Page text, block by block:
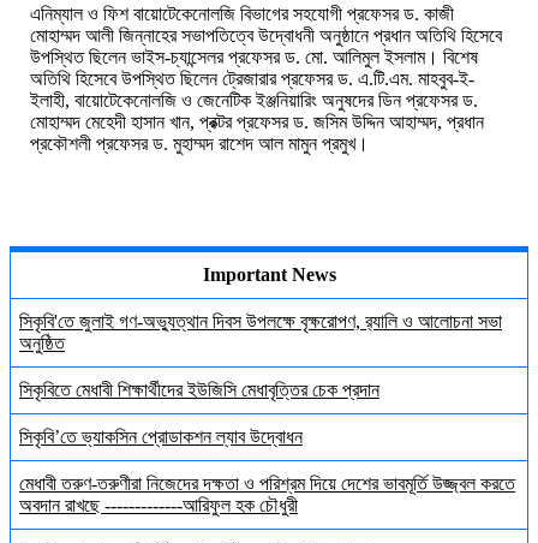
এনিম্যাল ও ফিশ বায়োটেকেনোলজি বিভাগের সহযোগী প্রফেসর ড. কাজী
মোহাম্মদ আলী জিন্নাহের সভাপতিত্বে উদ্বোধনী অনুষ্ঠানে প্রধান অতিথি হিসেবে
উপস্থিত ছিলেন ভাইস-চ্যান্সেলর প্রফেসর ড. মো. আলিমুল ইসলাম। বিশেষ
অতিথি হিসেবে উপস্থিত ছিলেন ট্রেজারার প্রফেসর ড. এ.টি.এম. মাহবুব-ই-
ইলাহী, বায়োটেকেনোলজি ও জেনেটিক ইঞ্জনিয়ারিং অনুষদের ডিন প্রফেসর ড.
মোহাম্মদ মেহেদী হাসান খান, প্রক্টর প্রফেসর ড. জসিম উদ্দিন আহাম্মদ, প্রধান
প্রকৌশলী প্রফেসর ড. মুহাম্মদ রাশেদ আল মামুন প্রমুখ।
Important News
সিকৃবি'তে জুলাই গণ-অভ্যুত্থান দিবস উপলক্ষে বৃক্ষরোপণ, র‍্যালি ও আলোচনা সভা
অনুষ্ঠিত
সিকৃবিতে মেধাবী শিক্ষার্থীদের ইউজিসি মেধাবৃত্তির চেক প্রদান
সিকৃবি’তে ভ্যাকসিন প্রোডাকশন ল্যাব উদ্বোধন
মেধাবী তরুণ-তরুণীরা নিজেদের দক্ষতা ও পরিশ্রম দিয়ে দেশের ভাবমূর্তি উজ্জ্বল করতে
অবদান রাখছে -------------আরিফুল হক চৌধুরী